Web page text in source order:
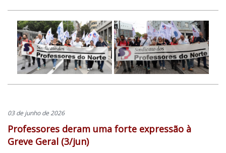
03 de junho de 2026
Professores deram uma forte expressão à
Greve Geral (3/jun)